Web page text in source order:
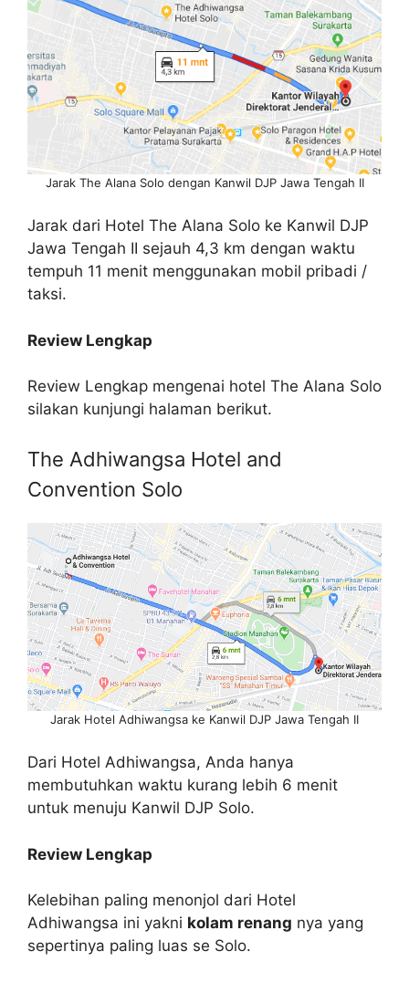
Jarak The Alana Solo dengan Kanwil DJP Jawa Tengah II
Jarak dari Hotel The Alana Solo ke Kanwil DJP
Jawa Tengah II sejauh 4,3 km dengan waktu
tempuh 11 menit menggunakan mobil pribadi /
taksi.
Review Lengkap
Review Lengkap mengenai hotel The Alana Solo
silakan kunjungi halaman berikut.
The Adhiwangsa Hotel and
Convention Solo
Jarak Hotel Adhiwangsa ke Kanwil DJP Jawa Tengah II
Dari Hotel Adhiwangsa, Anda hanya
membutuhkan waktu kurang lebih 6 menit
untuk menuju Kanwil DJP Solo.
Review Lengkap
Kelebihan paling menonjol dari Hotel
Adhiwangsa ini yakni kolam renang nya yang
sepertinya paling luas se Solo.